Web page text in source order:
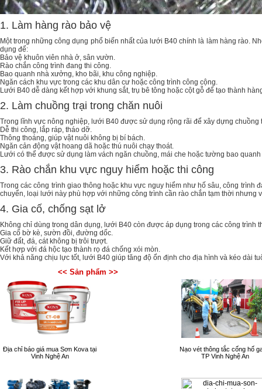
1. Làm hàng rào bảo vệ
Một trong những công dụng phổ biến nhất của lưới B40 chính là làm hàng rào.
dụng để:
Bảo vệ khuôn viên nhà ở, sân vườn.
Rào chắn công trình đang thi công.
Bao quanh nhà xưởng, kho bãi, khu công nghiệp.
Ngăn cách khu vực trong các khu dân cư hoặc công trình công cộng.
Lưới B40 dễ dàng kết hợp với khung sắt, trụ bê tông hoặc cột gỗ để tạo thành
2. Làm chuồng trại trong chăn nuôi
Trong lĩnh vực nông nghiệp, lưới B40 được sử dụng rộng rãi để xây dựng chuồng
Dễ thi công, lắp ráp, tháo dỡ.
Thông thoáng, giúp vật nuôi không bị bí bách.
Ngăn cản động vật hoang dã hoặc thú nuôi chạy thoát.
Lưới có thể được sử dụng làm vách ngăn chuồng, mái che hoặc tường bao
3. Rào chắn khu vực nguy hiểm hoặc thi công
Trong các công trình giao thông hoặc khu vực nguy hiểm như hố sâu, công
chuyển, loại lưới này phù hợp với những công trình cần rào chắn tạm thời nhưng
4. Gia cố, chống sạt lở
Không chỉ dùng trong dân dụng, lưới B40 còn được áp dụng trong các công trình
Gia cố bờ kè, sườn đồi, đường dốc.
Giữ đất, đá, cát không bị trôi trượt.
Kết hợp với đá hộc tạo thành rọ đá chống xói mòn.
Với khả năng chịu lực tốt, lưới B40 giúp tăng độ ổn định cho địa hình và kéo dài
<< Sản phẩm >>
Địa chỉ báo giá mua Sơn Kova tại
Vinh Nghệ An
Nạo vét thông tắc cống hố
TP Vinh Nghệ An